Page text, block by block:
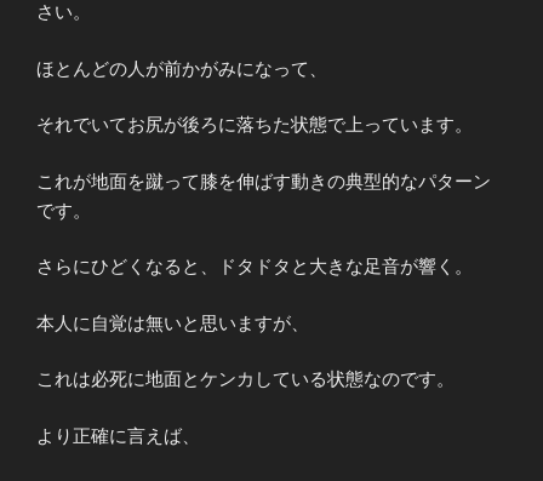
さい。
ほとんどの人が前かがみになって、
それでいてお尻が後ろに落ちた状態で上っています。
これが地面を蹴って膝を伸ばす動きの典型的なパターン
です。
さらにひどくなると、ドタドタと大きな足音が響く。
本人に自覚は無いと思いますが、
これは必死に地面とケンカしている状態なのです。
より正確に言えば、